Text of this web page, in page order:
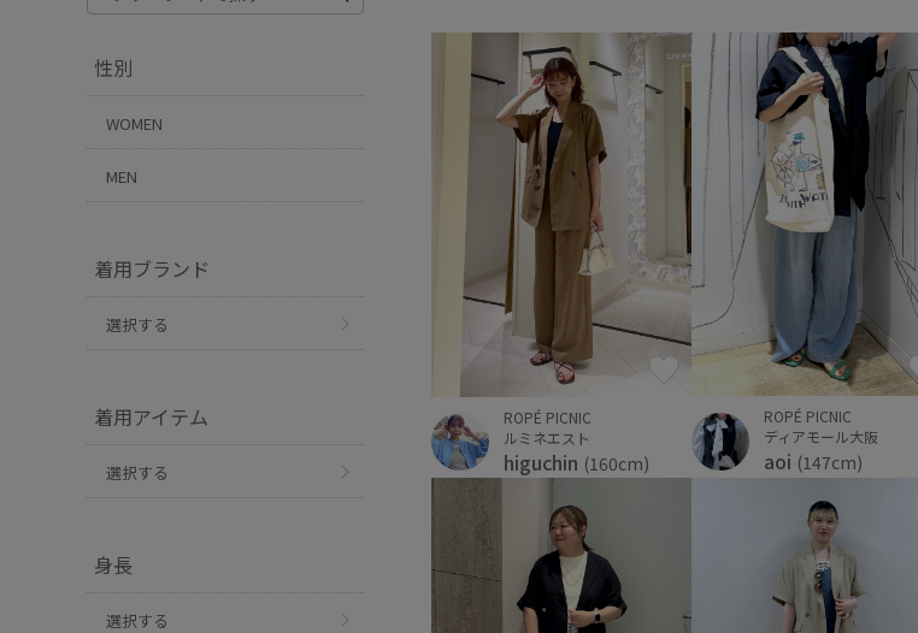
性別
WOMEN
MEN
着用ブランド
選択する
着用アイテム
選択する
身長
選択する
ROPÉ PICNIC
ルミネエスト
higuchin (160cm)
ROPÉ PICNIC
ディアモール大阪
aoi (147cm)